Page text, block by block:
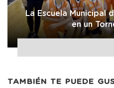
La Escuela Municipal
en un
TAMBIÉN TE PUEDE